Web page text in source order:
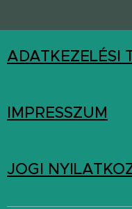
ADATKEZELÉSI
IMPRESSZUM
JOGI